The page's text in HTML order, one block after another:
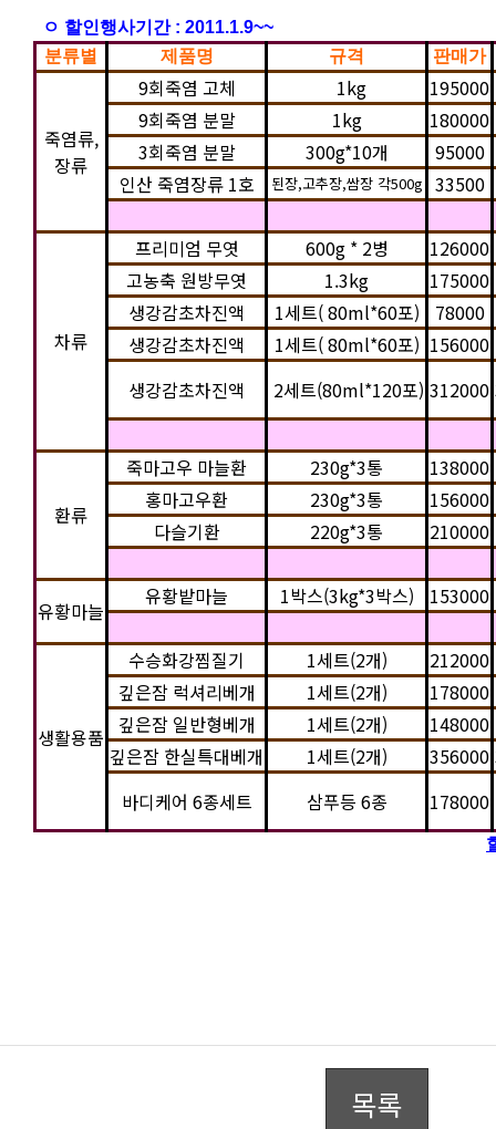
ㅇ 할인행사기간 : 2011.1.9~~
분류별
제품명 규격 판매가
죽염류,
장류
9회죽염 고체 1kg 195000
9회죽염 분말
1kg 180000
3회죽염 분말
300g*10개
95000
인산 죽염장류 1호
된장,고추장,쌈장 각500g 33500
차류
프리미엄 무엿 600g * 2병 126000
고농축 원방무엿
1.3kg 175000
생강감초차진액
1세트( 80ml*60포)
78000
생강감초차진액
1세트( 80ml*60포) 156000
생강감초차진액
2세트(80ml*120포) 312000
환류
죽마고우 마늘환 230g*3통 138000
홍마고우환
230g*3통 156000
다슬기환
220g*3통 210000
유황마늘
유황밭마늘 1박스(3kg*3박스) 153000
생활용품
수승화강찜질기 1세트(2개) 212000
깊은잠 럭셔리베개
1세트(2개) 178000
깊은잠 일반형베개
1세트(2개) 148000
깊은잠 한실특대베개
1세트(2개) 356000
바디케어 6종세트
삼푸등 6종 178000
목록